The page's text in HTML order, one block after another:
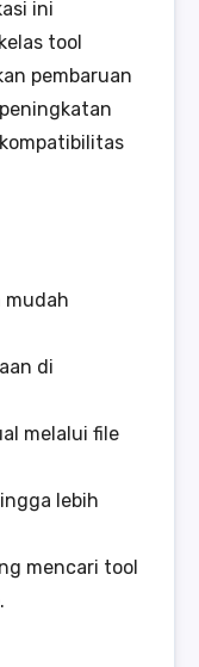
ini
tool
pembaruan
mudah
di
melalui file
lebih
mencari tool